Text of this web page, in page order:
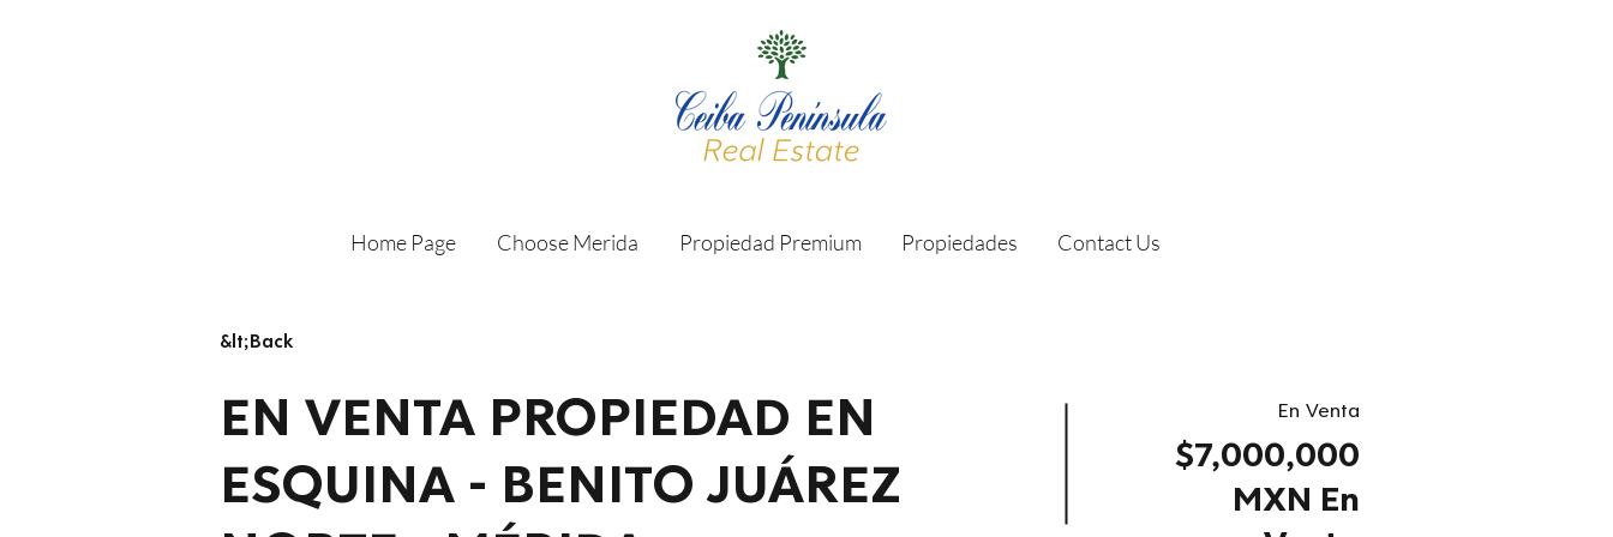
Home Page Choose Merida Propiedad Premium Propiedades Contact Us
&lt;Back
EN VENTA PROPIEDAD EN
ESQUINA - BENITO JUÁREZ
En Venta
$7,000,000
MXN En